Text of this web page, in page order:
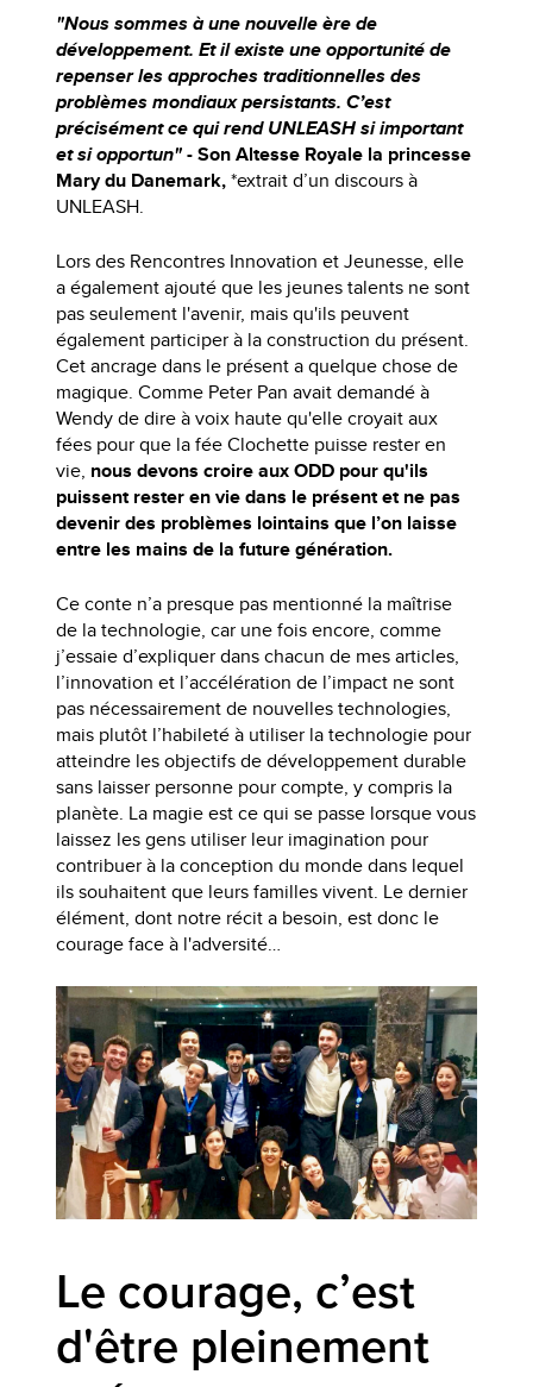
"Nous sommes à une nouvelle ère de
développement. Et il existe une opportunité de
repenser les approches traditionnelles des
problèmes mondiaux persistants. C’est
précisément ce qui rend UNLEASH si important
et si opportun"- Son Altesse Royale la princesse
Mary du Danemark,*extrait d’un discours à
UNLEASH.
Lors des Rencontres Innovation et Jeunesse, elle
a également ajouté que les jeunes talents ne sont
pas seulement l'avenir, mais qu'ils peuvent
également participer à la construction du présent.
Cet ancrage dans le présent a quelque chose de
magique. Comme Peter Pan avait demandé à
Wendy de dire à voix haute qu'elle croyait aux
fées pour que la fée Clochette puisse rester en
vie, nous devons croire aux ODD pour qu'ils
puissent rester en vie dans le présent et ne pas
devenir des problèmes lointains que l’on laisse
entre les mains de la future génération.
Ce conte n’a presque pas mentionné la maîtrise
de la technologie, car une fois encore, comme
j’essaie d’expliquer dans chacun de mes articles,
l’innovation et l’accélération de l’impact ne sont
pas nécessairement de nouvelles technologies,
mais plutôt l’habileté à utiliser la technologie pour
atteindre les objectifs de développement durable
sans laisser personne pour compte, y compris la
planète. La magie est ce qui se passe lorsque vous
laissez les gens utiliser leur imagination pour
contribuer à la conception du monde dans lequel
ils souhaitent que leurs familles vivent. Le dernier
élément, dont notre récit a besoin, est donc le
courage face à l'adversité…
Le courage, c’est
d'être pleinement